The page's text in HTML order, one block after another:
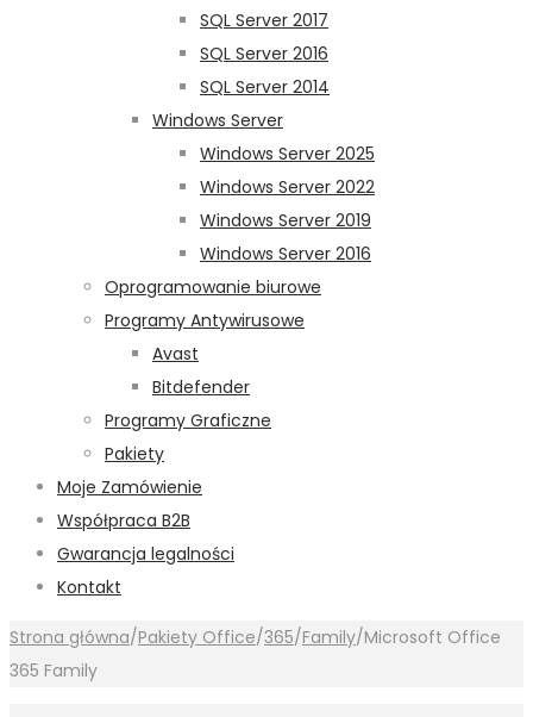
SQL Server 2017
SQL Server 2016
SQL Server 2014
Windows Server
Windows Server 2025
Windows Server 2022
Windows Server 2019
Windows Server 2016
Oprogramowanie biurowe
Programy Antywirusowe
Avast
Bitdefender
Programy Graficzne
Pakiety
Moje Zamówienie
Współpraca B2B
Gwarancja legalności
Kontakt
Strona główna/Pakiety Office/365/Family/Microsoft Office
365 Family